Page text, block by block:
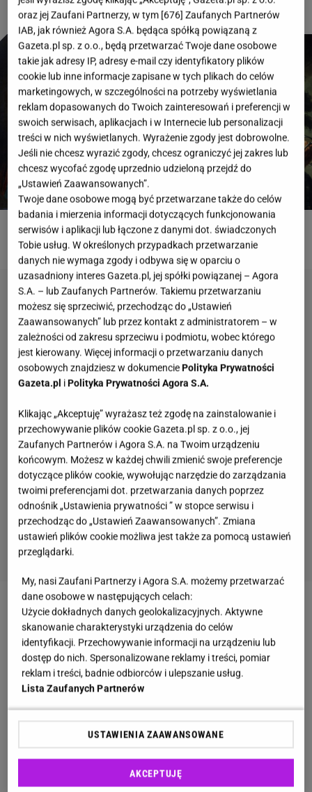
ROZWIĄŻ QUIZ
Quiz - te wieczorynki pamiętają tylko wychowani
w PRL-u! A ty?
5 kategorii, 5 pytań. Rozwiąż quiz wiedzy
ogólnej dla wybitnych!
Quiz geograficzny dla bystrzaków. 7/11 to już
wynik godny mistrza!
oraz jej Zaufani Partnerzy, w tym [676] Zaufanych Partnerów
IAB, jak również Agora S.A. będąca spółką powiązaną z
Gazeta.pl sp. z o.o., będą przetwarzać Twoje dane osobowe
takie jak adresy IP, adresy e-mail czy identyfikatory plików
cookie lub inne informacje zapisane w tych plikach do celów
marketingowych, w szczególności na potrzeby wyświetlania
reklam dopasowanych do Twoich zainteresowań i preferencji w
swoich serwisach, aplikacjach i w Internecie lub personalizacji
treści w nich wyświetlanych. Wyrażenie zgody jest dobrowolne.
Jeśli nie chcesz wyrazić zgody, chcesz ograniczyć jej zakres lub
chcesz wycofać zgodę uprzednio udzieloną przejdź do
„Ustawień Zaawansowanych”.
Twoje dane osobowe mogą być przetwarzane także do celów
badania i mierzenia informacji dotyczących funkcjonowania
serwisów i aplikacji lub łączone z danymi dot. świadczonych
Tobie usług. W określonych przypadkach przetwarzanie
danych nie wymaga zgody i odbywa się w oparciu o
uzasadniony interes Gazeta.pl, jej spółki powiązanej – Agora
S.A. – lub Zaufanych Partnerów. Takiemu przetwarzaniu
możesz się sprzeciwić, przechodząc do „Ustawień
Zaawansowanych” lub przez kontakt z administratorem – w
zależności od zakresu sprzeciwu i podmiotu, wobec którego
jest kierowany. Więcej informacji o przetwarzaniu danych
osobowych znajdziesz w dokumencie Polityka Prywatności
Gazeta.pl i Polityka Prywatności Agora S.A.
Klikając „Akceptuję” wyrażasz też zgodę na zainstalowanie i
przechowywanie plików cookie Gazeta.pl sp. z o.o., jej
Zaufanych Partnerów i Agora S.A. na Twoim urządzeniu
końcowym. Możesz w każdej chwili zmienić swoje preferencje
dotyczące plików cookie, wywołując narzędzie do zarządzania
twoimi preferencjami dot. przetwarzania danych poprzez
odnośnik „Ustawienia prywatności ” w stopce serwisu i
przechodząc do „Ustawień Zaawansowanych”. Zmiana
ustawień plików cookie możliwa jest także za pomocą ustawień
przeglądarki.
My, nasi Zaufani Partnerzy i Agora S.A. możemy przetwarzać
dane osobowe w następujących celach:
Użycie dokładnych danych geolokalizacyjnych. Aktywne
skanowanie charakterystyki urządzenia do celów
identyfikacji. Przechowywanie informacji na urządzeniu lub
dostęp do nich. Spersonalizowane reklamy i treści, pomiar
reklam i treści, badnie odbiorców i ulepszanie usług.
Lista Zaufanych Partnerów
USTAWIENIA ZAAWANSOWANE
AKCEPTUJĘ